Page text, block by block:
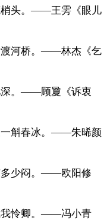
梢头。——王雱《眼儿
渡河桥。——林杰《乞
深。——顾夐《诉衷
一斛春冰。——朱晞颜
多少闷。——欧阳修
我怜卿。——冯小青